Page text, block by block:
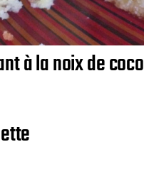
à la noix de coco